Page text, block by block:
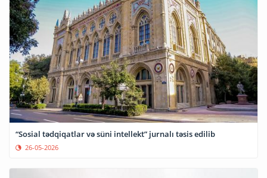
“Sosial tədqiqatlar və süni intellekt” jurnalı təsis edilib
26-05-2026